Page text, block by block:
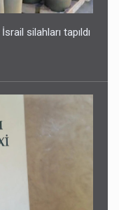
silahları tapıldı